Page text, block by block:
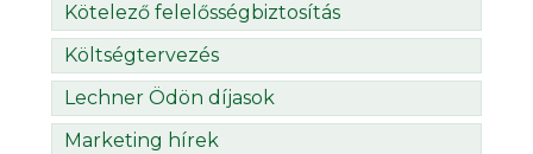
Kötelező felelősségbiztosítás
Költségtervezés
Lechner Ödön díjasok
Marketing hírek